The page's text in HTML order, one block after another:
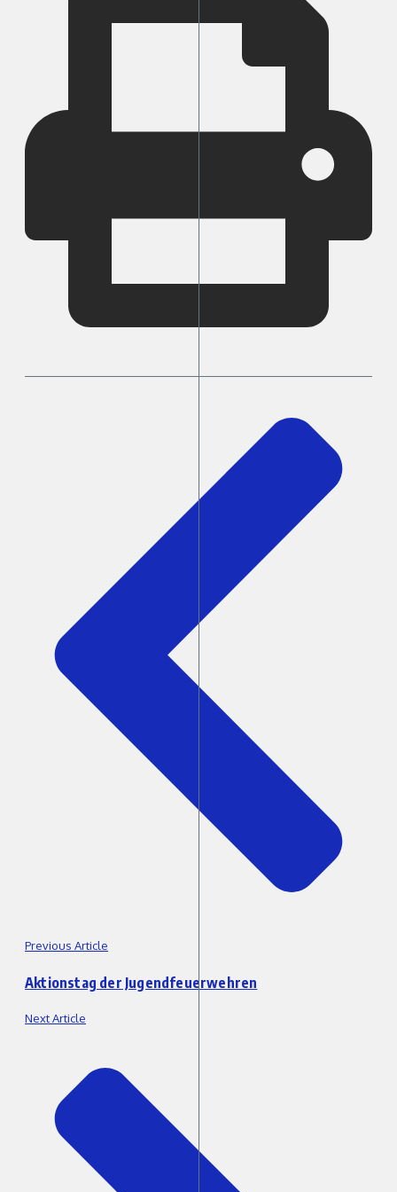
Previous Article
Aktionstag der Jugendfeuerwehren
Next Article